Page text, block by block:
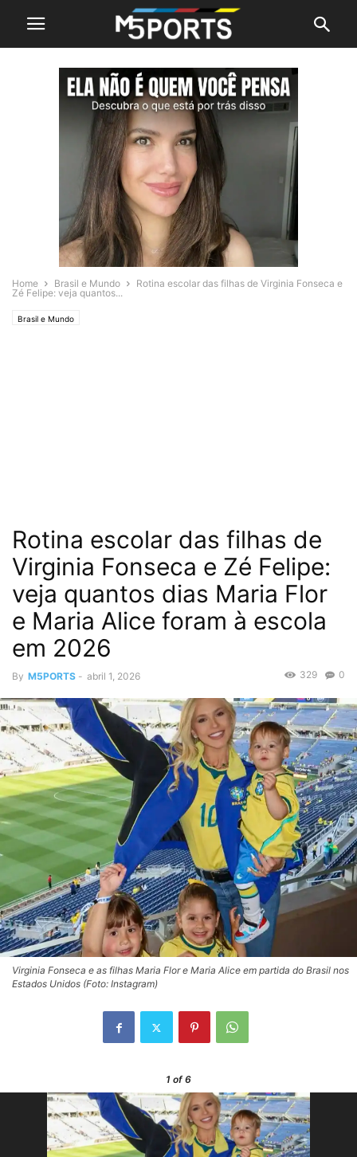
Home Brasil e Mundo
Rotina escolar das filhas de Virginia Fonseca e
Zé Felipe: veja quantos...
Brasil e Mundo
Rotina escolar das filhas de
Virginia Fonseca e Zé Felipe:
veja quantos dias Maria Flor
e Maria Alice foram à escola
em 2026
By M5PORTS - abril 1, 2026 0
329
Virginia Fonseca e as filhas Maria Flor e Maria Alice em partida do Brasil nos
Estados Unidos (Foto: Instagram)
1 of 6